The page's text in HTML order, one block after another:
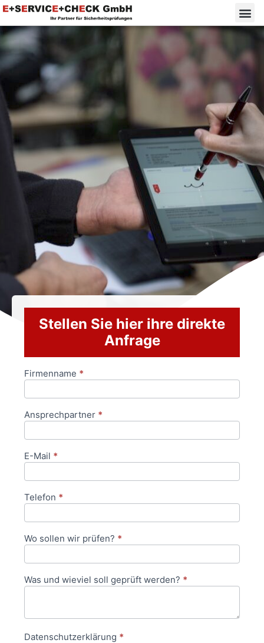
Stellen Sie hier ihre direkte
Anfrage
Anfrageformular
Firmenname *
Ansprechpartner *
E-Mail *
Telefon *
Wo sollen wir prüfen? *
Was und wieviel soll geprüft werden? *
Datenschutzerklärung *